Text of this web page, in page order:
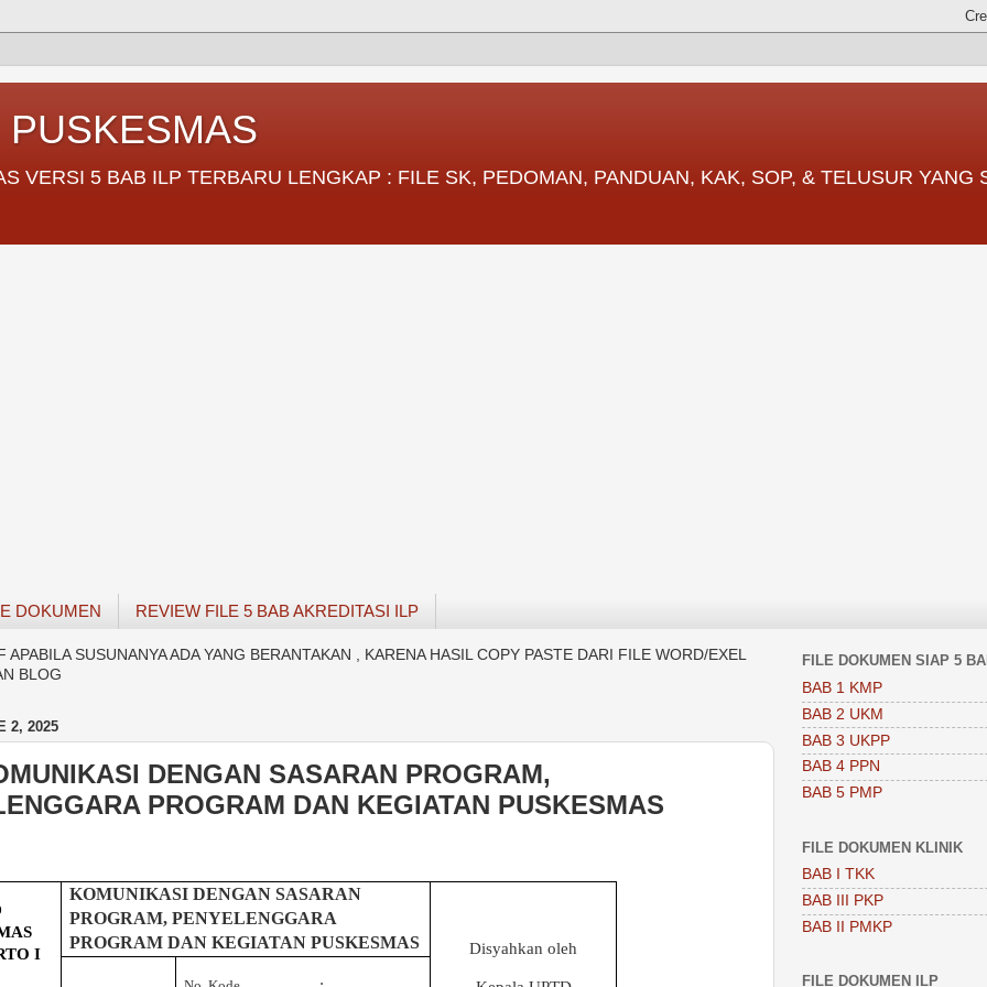
VERSI 5 BAB ILP TERBARU LENGKAP : FILE SK, PEDOMAN, PANDUAN, KAK, SOP, & TELUSUR YANG
DOKUMEN REVIEW FILE 5 BAB AKREDITASI ILP
APABILA SUSUNANYA ADA YANG BERANTAKAN , KARENA HASIL COPY PASTE DARI FILE WORD/EXEL
BLOG
2, 2025
DENGAN SASARAN PROGRAM,
PROGRAM DAN KEGIATAN PUSKESMAS
I
KOMUNIKASI DENGAN SASARAN
PROGRAM, PENYELENGGARA
PROGRAM DAN KEGIATAN PUSKESMAS
Disyahkan oleh
FILE DOKUMEN SIAP 5
BAB 1 KMP
BAB 2 UKM
BAB 3 UKPP
BAB 4 PPN
BAB 5 PMP
FILE DOKUMEN KLINIK
BAB I TKK
BAB III PKP
BAB II PMKP
FILE DOKUMEN ILP